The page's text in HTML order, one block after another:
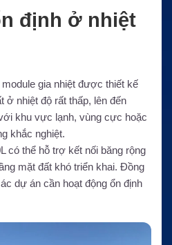
định ở nhiệt
gia nhiệt được thiết kế
ở nhiệt độ rất thấp, lên đến
khu vực lạnh, vùng cực hoặc
khắc nghiệt.
có thể hỗ trợ kết nối băng rộng
mặt đất khó triển khai. Đồng
dự án cần hoạt động ổn định